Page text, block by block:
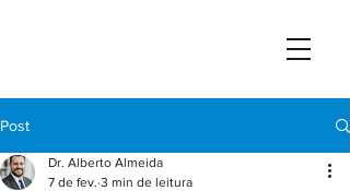
Post
Dr. Alberto Almeida
7 de fev. 3 min de leitura